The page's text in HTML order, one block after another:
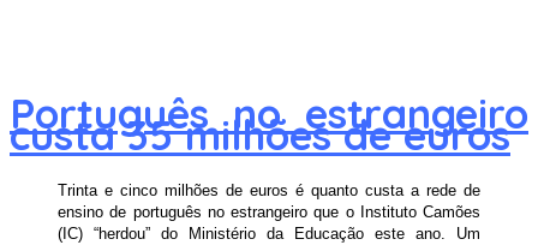
Português no estrangeiro
custa 35 milhões de euros
Trinta e cinco milhões de euros é quanto custa a rede de
ensino de português no estrangeiro que o Instituto Camões
(IC) “herdou” do Ministério da Educação este ano. Um